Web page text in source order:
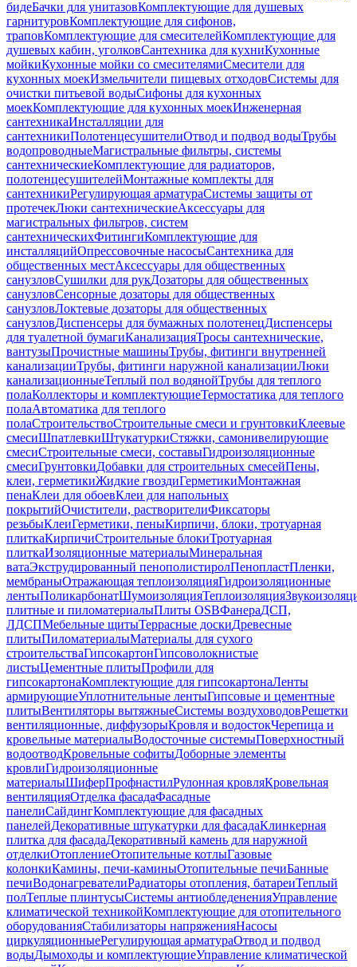
бидеБачки для унитазовКомплектующие для душевых
гарнитуровКомплектующие для сифонов,
траповКомплектующие для смесителейКомплектующие для
душевых кабин, уголковСантехника для кухниКухонные
мойкиКухонные мойки со смесителямиСмесители для
кухонных моекИзмельчители пищевых отходовСистемы для
очистки питьевой водыСифоны для кухонных
моекКомплектующие для кухонных моекИнженерная
сантехникаИнсталляции для
сантехникиПолотенцесушителиОтвод и подвод водыТрубы
водопроводныеМагистральные фильтры, системы
сантехническиеКомплектующие для радиаторов,
полотенцесушителейМонтажные комплекты для
сантехникиРегулирующая арматураСистемы защиты от
протечекЛюки сантехническиеАксессуары для
магистральных фильтров, систем
сантехническихФитингиКомплектующие для
инсталляцийОпрессовочные насосыСантехника для
общественных местАксессуары для общественных
санузловСушилки для рукДозаторы для общественных
санузловСенсорные дозаторы для общественных
санузловЛоктевые дозаторы для общественных
санузловДиспенсеры для бумажных полотенецДиспенсеры
для туалетной бумагиКанализацияТросы сантехнические,
вантузыПрочистные машиныТрубы, фитинги внутренней
канализацииТрубы, фитинги наружной канализацииЛюки
канализационныеТеплый пол водянойТрубы для теплого
полаКоллекторы и комплектующиеТермостатика для теплого
полаАвтоматика для теплого
полаСтроительствоСтроительные смеси и грунтовкиКлеевые
смесиШпатлевкиШтукатуркиСтяжки, самонивелирующие
смесиСтроительные смеси, составыГидроизоляционные
смесиГрунтовкиДобавки для строительных смесейПены,
клеи, герметикиЖидкие гвоздиГерметикиМонтажная
пенаКлеи для обоевКлеи для напольных
покрытийОчистители, растворителиФиксаторы
резьбыКлеиГерметики, пеныКирпичи, блоки, тротуарная
плиткаКирпичиСтроительные блокиТротуарная
плиткаИзоляционные материалыМинеральная
ватаЭкструдированный пенополистиролПенопластПленки,
мембраныОтражающая теплоизоляцияГидроизоляционные
лентыПоликарбонатШумоизоляцияТеплоизоляция
плитные и пиломатериалыПлиты OSBФанераДСП,
ЛДСПМебельные щитыТеррасные доскиДревесные
плитыПиломатериалыМатериалы для сухого
строительстваГипсокартонГипсоволокнистые
листыЦементные плитыПрофили для
гипсокартонаКомплектующие для гипсокартонаЛенты
армирующиеУплотнительные лентыГипсовые и цементные
плитыВентиляторы вытяжныеСистемы воздуховодовРешетки
вентиляционные, диффузорыКровля и водостокЧерепица и
кровельные материалыВодосточные системыПоверхностный
водоотводКровельные софитыДоборные элементы
кровлиГидроизоляционные
материалыШиферПрофнастилРулонная кровляКровельная
вентиляцияОтделка фасадаФасадные
панелиСайдингКомплектующие для фасадных
панелейДекоративные штукатурки для фасадаКлинкерная
плитка для фасадаДекоративный камень для наружной
отделкиОтоплениеОтопительные котлыГазовые
колонкиКамины, печи-каминыОтопительные печиБанные
печиВодонагревателиРадиаторы отопления, батареиТеплый
полТеплые плинтусыСистемы антиобледененияУправление
климатической техникойКомплектующие для отопительного
оборудованияСтабилизаторы напряженияНасосы
циркуляционныеРегулирующая арматураОтвод и подвод
водыДымоходы и комплектующиеУправление климатической